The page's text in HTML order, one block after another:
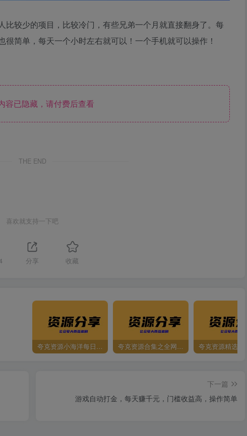
较少的项目，比较冷门，有些兄弟一个月就直接翻身了。每
简单，每天一个小时左右就可以！一个手机就可以操作！
容已隐藏，请付费后查看
THE END
喜欢就支持一下吧
分享 收藏
夸克资源小海洋每日更新资源大汇总（持续更新） 夸克资源合集之全网影视 夸克资源精选资源
下一篇
游戏自动打金，每天赚千元，门槛收益高，操作简单